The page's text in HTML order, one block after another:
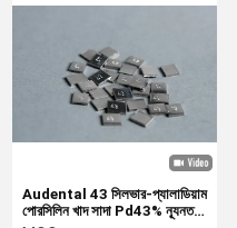
Audental 43 সিলভার-প্যালাডিয়াম
পোরসিলিন খাদ সাদা Pd43% ন্যূনতম